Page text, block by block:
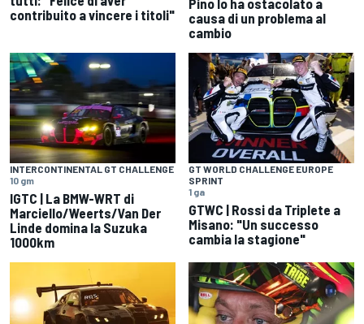
contribuito a vincere i titoli"
Pino lo ha ostacolato a
causa di un problema al
cambio
INTERCONTINENTAL GT CHALLENGE
10 gm
IGTC | La BMW-WRT di
Marciello/Weerts/Van Der
Linde domina la Suzuka
1000km
GT WORLD CHALLENGE EUROPE
SPRINT
1 ga
GTWC | Rossi da Triplete a
Misano: "Un successo
cambia la stagione"